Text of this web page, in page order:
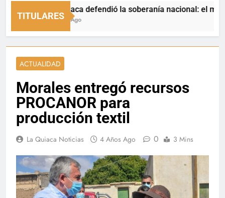
TITULARES
La Quiaca defendió la soberanía nacional: el
9 Horas Ago
ACTUALIDAD
Morales entregó recursos
PROCANOR para
producción textil
La Quiaca Noticias 4 Años Ago 0 3 Mins